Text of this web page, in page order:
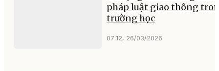
pháp luật giao thông
trường học
07:12, 26/03/2026